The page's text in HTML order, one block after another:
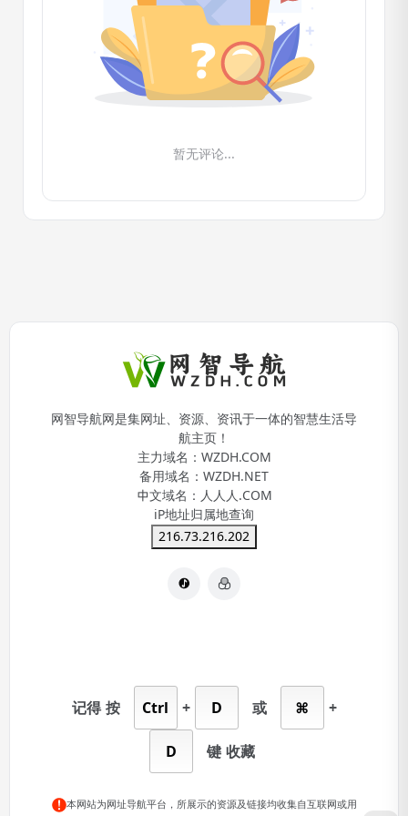
暂无评论...
网智导航网是集网址、资源、资讯于一体的智慧生活导
航主页！
主力域名： WZDH.COM
备用域名： WZDH.NET
中文域名： 人人人.COM
iP地址归属地查询
216.73.216.202
记得 按 Ctrl + D 或 ⌘ +
D 键 收藏
本网站为网址导航平台，所展示的资源及链接均收集自互联网或用